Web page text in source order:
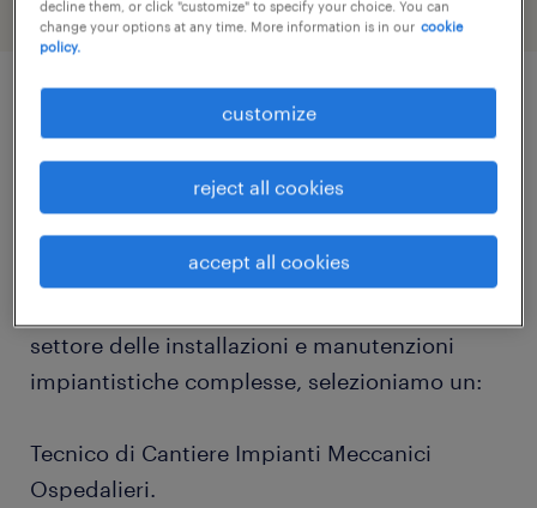
job details
Randstad Talent Selection è la divisione di
Randstad Construction, specializzata nella
Ricerca & Selezione di profili qualificati e ad
settore delle installazioni e manutenzioni
impiantistiche complesse, selezioniamo un:
Tecnico di Cantiere Impianti Meccanici
Ospedalieri.
decline them, or click "customize" to specify your choice. You can
change your options at any time. More information is in our cookie
policy.
customize
reject all cookies
accept all cookies